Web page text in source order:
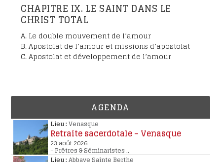
CHAPITRE IX. LE SAINT DANS LE
CHRIST TOTAL
A. Le double mouvement de l’amour
B. Apostolat de l’amour et missions d’apostolat
C. Apostolat et développement de l’amour
AGENDA
Lieu : Venasque
Retraite sacerdotale – Venasque
23 août 2026
- Prêtres & Séminaristes..
Lieu : Abbaye Sainte Berthe